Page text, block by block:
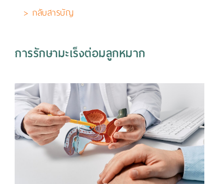
> กลับสารบัญ
การรักษามะเร็งต่อมลูกหมาก